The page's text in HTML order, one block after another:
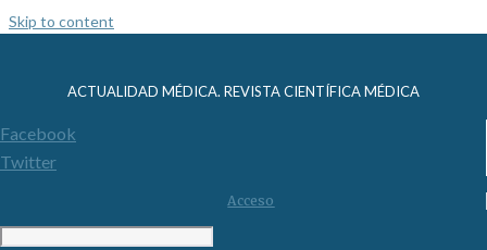
Skip to content
ACTUALIDAD MÉDICA. REVISTA CIENTÍFICA MÉDICA
Facebook
Twitter
Acceso